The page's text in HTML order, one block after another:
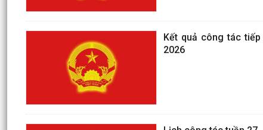
Kết quả công tác
2026